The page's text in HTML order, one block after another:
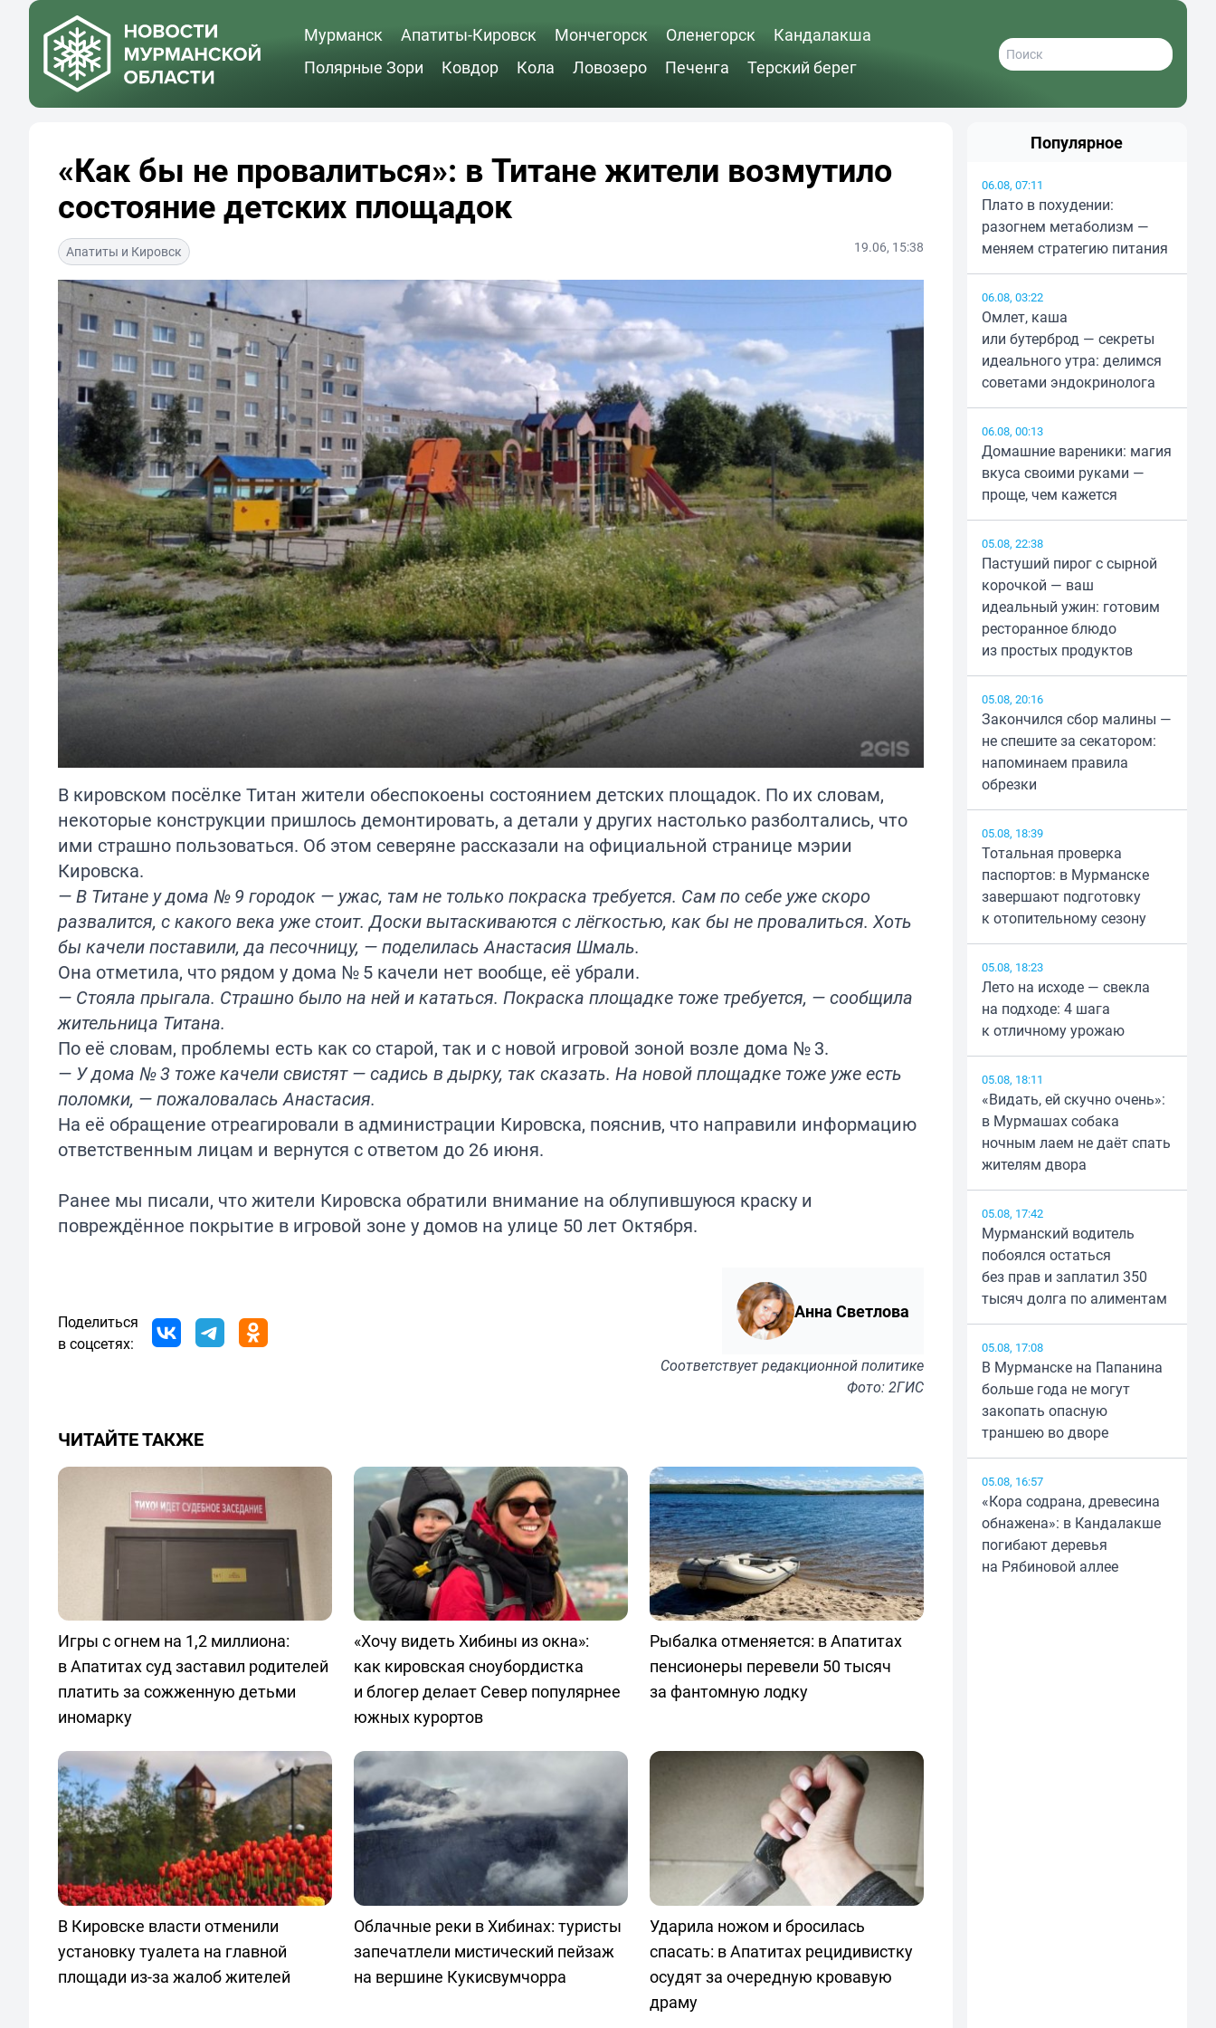
Мурманск Апатиты-Кировск Мончегорск Оленегорск
Кандалакша
Полярные Зори
Ковдор Кола Ловозеро Печенга Терский берег
«Как бы не провалиться»: в Титане жители возмутило
состояние детских площадок
Апатиты и Кировск 19.06, 15:38
В кировском посёлке Титан жители обеспокоены состоянием детских площадок. По их словам,
некоторые конструкции пришлось демонтировать, а детали у других настолько разболтались, что
ими страшно пользоваться. Об этом северяне рассказали на официальной странице мэрии
Кировска.
— В Титане у дома № 9 городок — ужас, там не только покраска требуется. Сам по себе уже скоро
развалится, с какого века уже стоит. Доски вытаскиваются с лёгкостью, как бы не провалиться. Хоть
бы качели поставили, да песочницу, — поделилась Анастасия Шмаль.
Она отметила, что рядом у дома № 5 качели нет вообще, её убрали.
— Стояла прыгала. Страшно было на ней и кататься. Покраска площадке тоже требуется, — сообщила
жительница Титана.
По её словам, проблемы есть как со старой, так и с новой игровой зоной возле дома № 3.
— У дома № 3 тоже качели свистят — садись в дырку, так сказать. На новой площадке тоже уже есть
поломки, — пожаловалась Анастасия.
На её обращение отреагировали в администрации Кировска, пояснив, что направили информацию
ответственным лицам и вернутся с ответом до 26 июня.
Ранее мы писали, что жители Кировска обратили внимание на облупившуюся краску и
повреждённое покрытие в игровой зоне у домов на улице 50 лет Октября.
Поделиться
в соцсетях:
Анна Светлова
Соответствуетредакционной политике
Фото: 2ГИС
ЧИТАЙТЕ ТАКЖЕ
Игры с огнем на 1,2 миллиона:
в Апатитах суд заставил родителей
платить за сожженную детьми
иномарку
«Хочу видеть Хибины из окна»:
как кировская сноубордистка
и блогер делает Север популярнее
южных курортов
Рыбалка отменяется: в Апатитах
пенсионеры перевели 50 тысяч
за фантомную лодку
В Кировске власти отменили
установку туалета на главной
площади из-за жалоб жителей
Облачные реки в Хибинах: туристы
запечатлели мистический пейзаж
на вершине Кукисвумчорра
Ударила ножом и бросилась
спасать: в Апатитах рецидивистку
осудят за очередную кровавую
драму
Популярное
06.08, 07:11
Плато в похудении:
разогнем метаболизм —
меняем стратегию питания
06.08, 03:22
Омлет, каша
или бутерброд — секреты
идеального утра: делимся
советами эндокринолога
06.08, 00:13
Домашние вареники: магия
вкуса своими руками —
проще, чем кажется
05.08, 22:38
Пастуший пирог с сырной
корочкой — ваш
идеальный ужин: готовим
ресторанное блюдо
из простых продуктов
05.08, 20:16
Закончился сбор малины —
не спешите за секатором:
напоминаем правила
обрезки
05.08, 18:39
Тотальная проверка
паспортов: в Мурманске
завершают подготовку
к отопительному сезону
05.08, 18:23
Лето на исходе — свекла
на подходе: 4 шага
к отличному урожаю
05.08, 18:11
«Видать, ей скучно очень»:
в Мурмашах собака
ночным лаем не даёт спать
жителям двора
05.08, 17:42
Мурманский водитель
побоялся остаться
без прав и заплатил 350
тысяч долга по алиментам
05.08, 17:08
В Мурманске на Папанина
больше года не могут
закопать опасную
траншею во дворе
05.08, 16:57
«Кора содрана, древесина
обнажена»: в Кандалакше
погибают деревья
на Рябиновой аллее